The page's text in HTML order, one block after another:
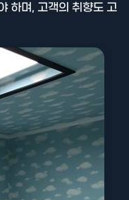
하며, 고객의 취향도 고